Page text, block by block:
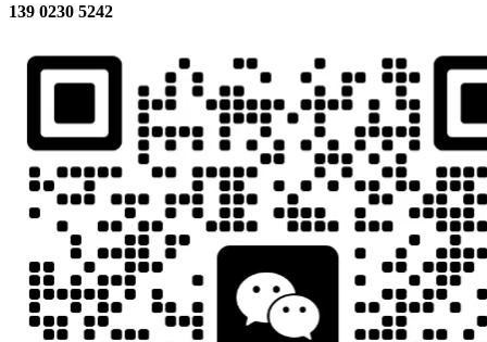
139 0230 5242